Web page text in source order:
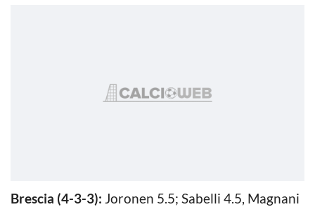
Brescia (4-3-3): Joronen 5.5; Sabelli 4.5, Magnani